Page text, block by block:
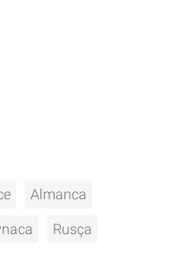
Almanca
Rusça